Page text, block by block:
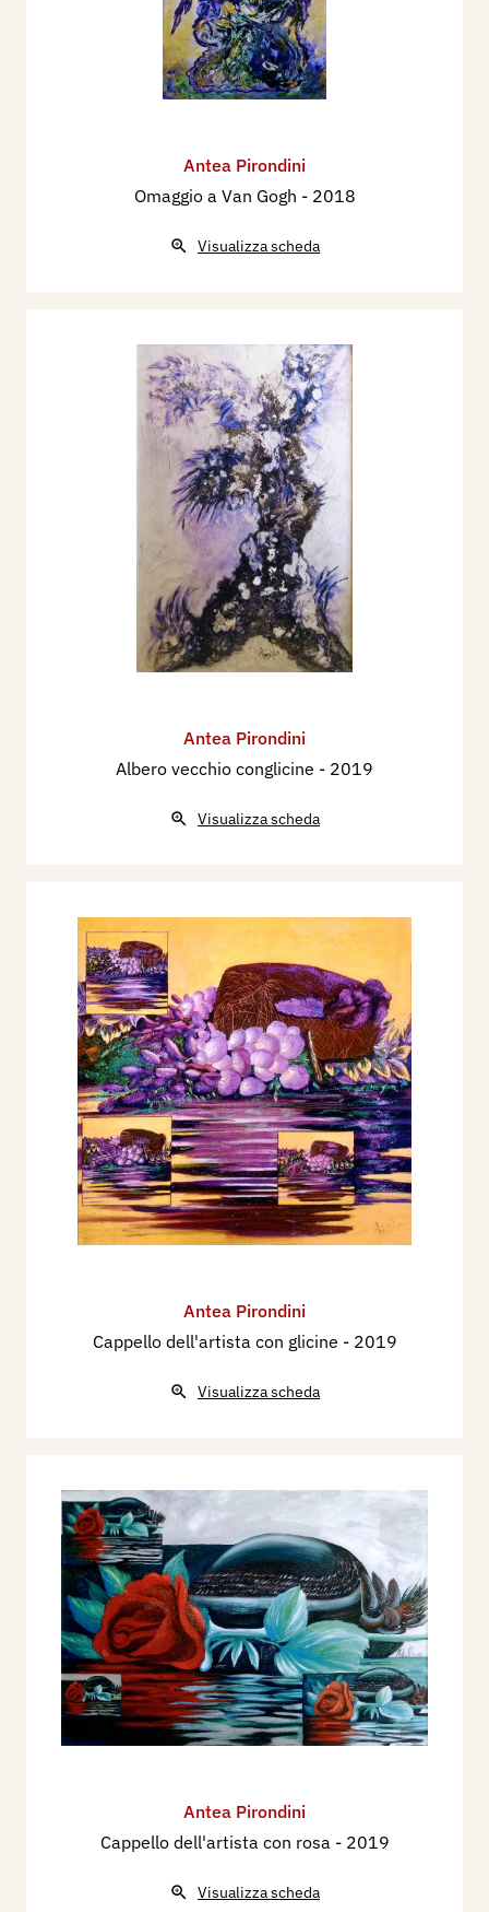
Antea Pirondini
Omaggio a Van Gogh - 2018
Visualizza scheda
Antea Pirondini
Albero vecchio conglicine - 2019
Visualizza scheda
Antea Pirondini
Cappello dell'artista con glicine - 2019
Visualizza scheda
Antea Pirondini
Cappello dell'artista con rosa - 2019
Visualizza scheda